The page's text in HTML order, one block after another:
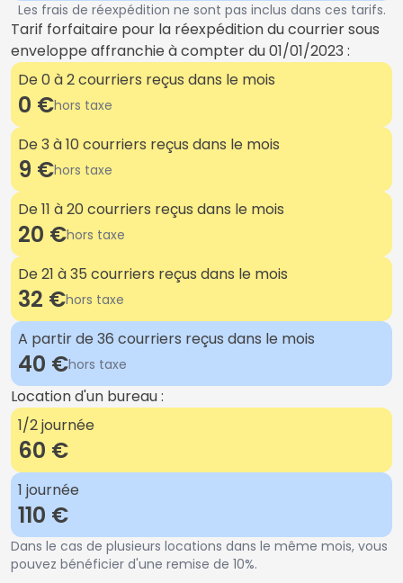
Les frais de réexpédition ne sont pas inclus dans ces tarifs.
Tarif forfaitaire pour la réexpédition du courrier sous
enveloppe affranchie à compter du 01/01/2023 :
De 0 à 2 courriers reçus dans le mois
0 €hors taxe
De 3 à 10 courriers reçus dans le mois
9 €hors taxe
De 11 à 20 courriers reçus dans le mois
20 €hors taxe
De 21 à 35 courriers reçus dans le mois
32 €hors taxe
A partir de 36 courriers reçus dans le mois
40 €hors taxe
Location d'un bureau :
1/2 journée
60 €
1 journée
110 €
Dans le cas de plusieurs locations dans le même mois, vous
pouvez bénéficier d'une remise de 10%.